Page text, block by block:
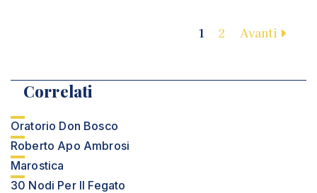
1 2 Avanti
Correlati
Oratorio Don Bosco
Roberto Apo Ambrosi
Marostica
30 Nodi Per Il Fegato